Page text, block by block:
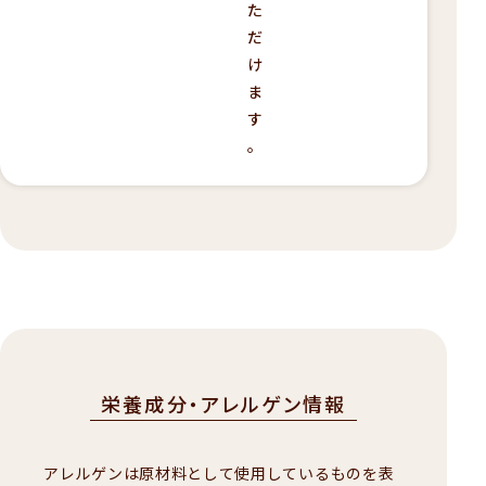
た
だ
け
ま
す
。
栄養成分・アレルゲン情報
アレルゲンは原材料として使用しているものを表